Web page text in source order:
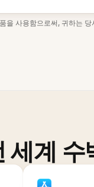
을 사용함으로써, 귀하는 당
세계